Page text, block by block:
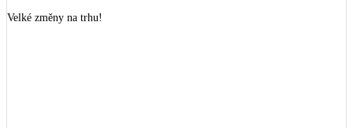
Velké změny na trhu!